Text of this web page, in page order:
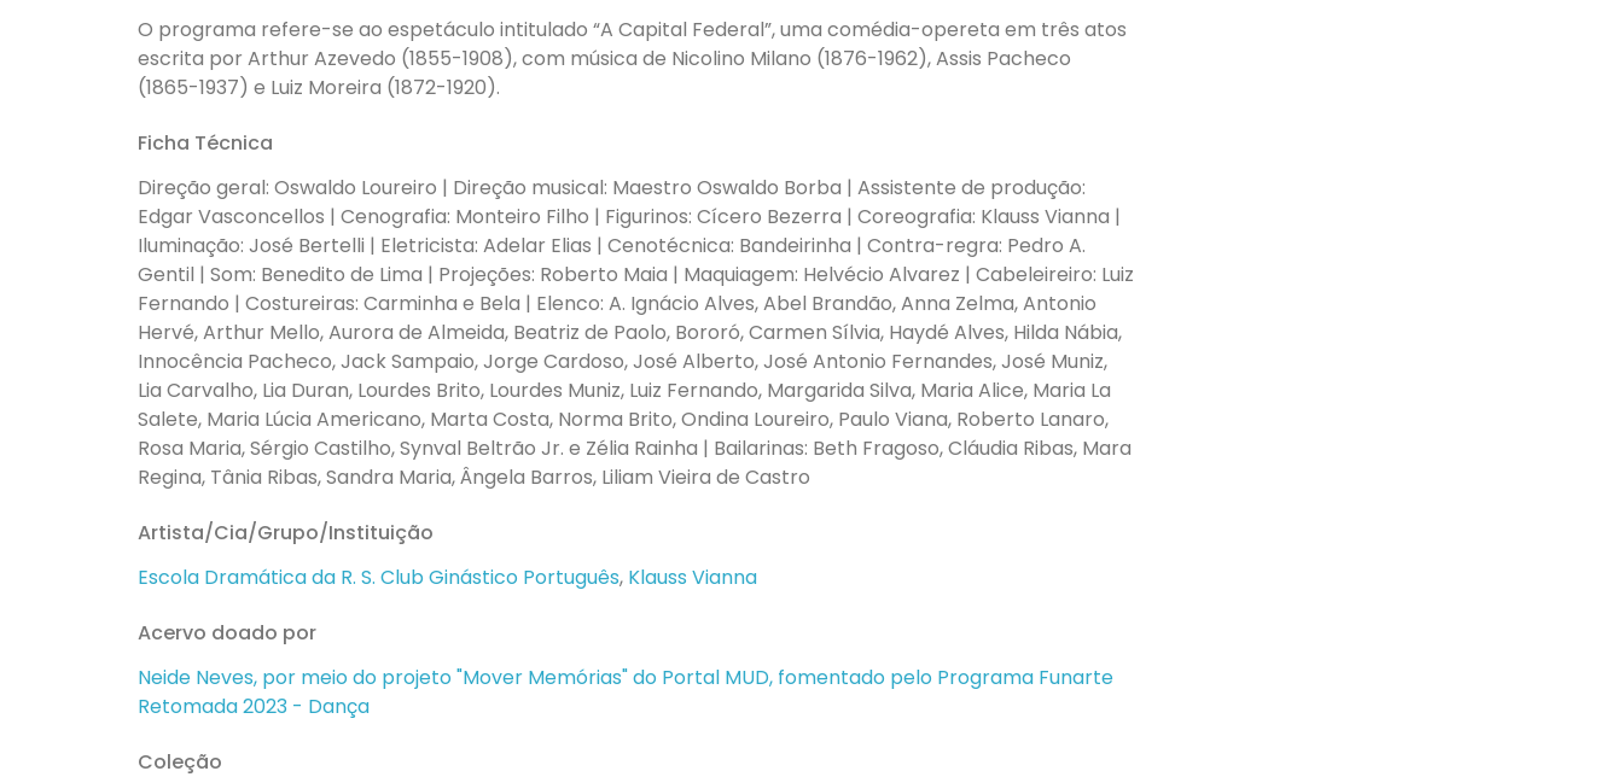
O programa refere-se ao espetáculo intitulado “A Capital Federal”, uma comédia-opereta em três atos
escrita por Arthur Azevedo (1855-1908), com música de Nicolino Milano (1876-1962), Assis Pacheco
(1865-1937) e Luiz Moreira (1872-1920).
Ficha Técnica
Direção geral: Oswaldo Loureiro | Direção musical: Maestro Oswaldo Borba | Assistente de produção:
Edgar Vasconcellos | Cenografia: Monteiro Filho | Figurinos: Cícero Bezerra | Coreografia: Klauss Vianna |
Iluminação: José Bertelli | Eletricista: Adelar Elias | Cenotécnica: Bandeirinha | Contra-regra: Pedro A.
Gentil | Som: Benedito de Lima | Projeções: Roberto Maia | Maquiagem: Helvécio Alvarez | Cabeleireiro: Luiz
Fernando | Costureiras: Carminha e Bela | Elenco: A. Ignácio Alves, Abel Brandão, Anna Zelma, Antonio
Hervé, Arthur Mello, Aurora de Almeida, Beatriz de Paolo, Bororó, Carmen Sílvia, Haydé Alves, Hilda Nábia,
Innocência Pacheco, Jack Sampaio, Jorge Cardoso, José Alberto, José Antonio Fernandes, José Muniz,
Lia Carvalho, Lia Duran, Lourdes Brito, Lourdes Muniz, Luiz Fernando, Margarida Silva, Maria Alice, Maria La
Salete, Maria Lúcia Americano, Marta Costa, Norma Brito, Ondina Loureiro, Paulo Viana, Roberto Lanaro,
Rosa Maria, Sérgio Castilho, Synval Beltrão Jr. e Zélia Rainha | Bailarinas: Beth Fragoso, Cláudia Ribas, Mara
Regina, Tânia Ribas, Sandra Maria, Ângela Barros, Liliam Vieira de Castro
Artista/Cia/Grupo/Instituição
Escola Dramática da R. S. Club Ginástico Português, Klauss Vianna
Acervo doado por
Neide Neves, por meio do projeto "Mover Memórias" do Portal MUD, fomentado pelo Programa Funarte
Retomada 2023 - Dança
Coleção